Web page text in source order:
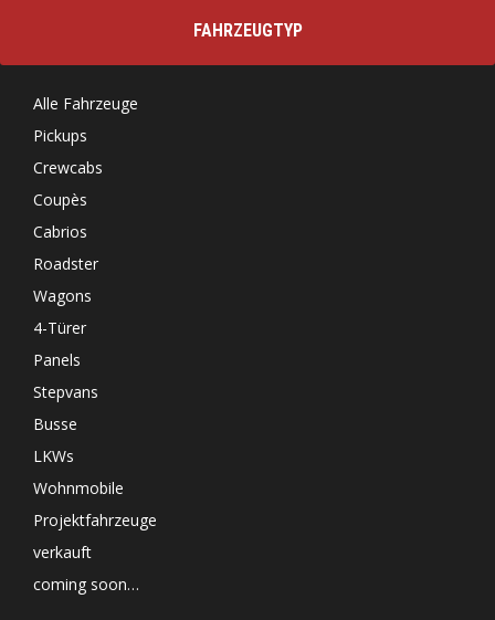
FAHRZEUGTYP
Alle Fahrzeuge
Pickups
Crewcabs
Coupès
Cabrios
Roadster
Wagons
4-Türer
Panels
Stepvans
Busse
LKWs
Wohnmobile
Projektfahrzeuge
verkauft
coming soon…